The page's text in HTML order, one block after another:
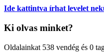
Ide kattintva írhat levelet
Ki olvas minket?
Oldalainkat 538 vendég és 0